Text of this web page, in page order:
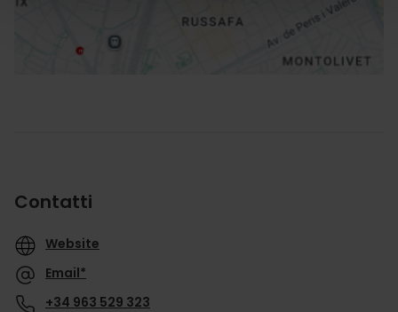
Contatti
Website
Email*
+34 963 529 323